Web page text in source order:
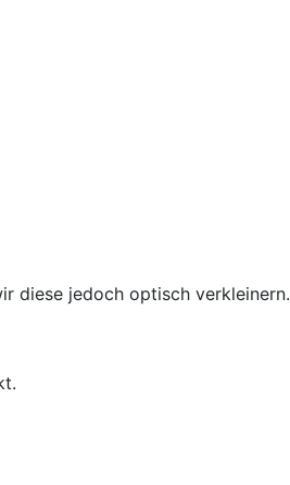
diese jedoch optisch verkleinern.